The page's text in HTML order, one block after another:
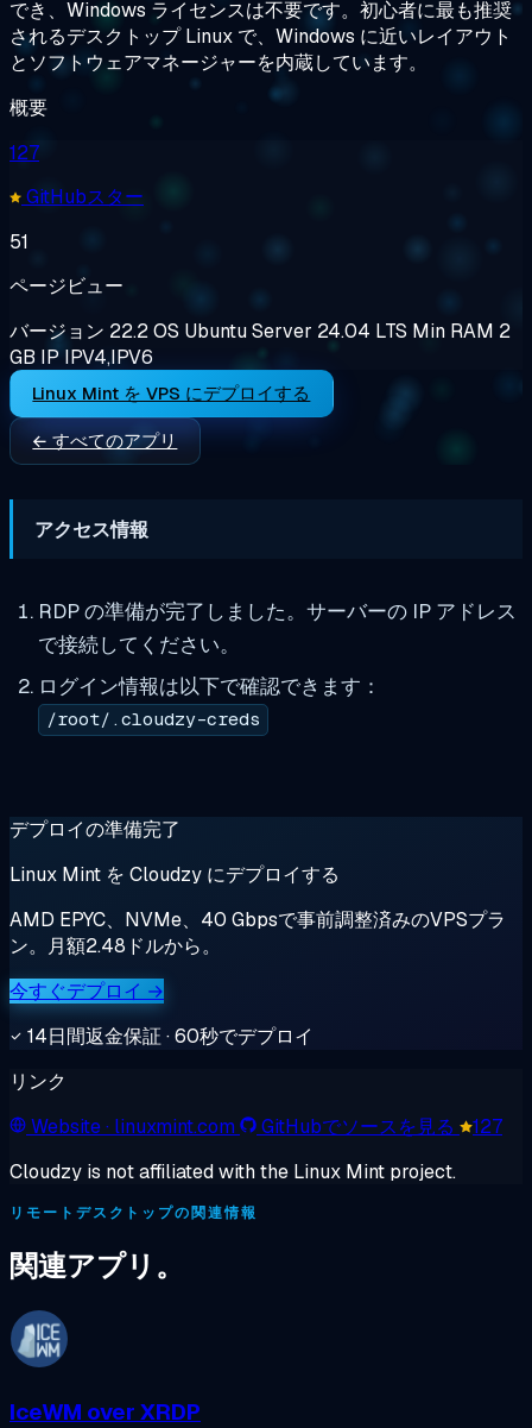
でき、Windows ライセンスは不要です。初心者に最も推奨
されるデスクトップ Linux で、Windows に近いレイアウト
とソフトウェアマネージャーを内蔵しています。
概要
127
GitHubスター
51
ページビュー
バージョン 22.2OS Ubuntu Server 24.04 LTS Min RAM 2
GB IP IPV4,IPV6
Linux Mint を VPS にデプロイする
← すべてのアプリ
アクセス情報
RDP の準備が完了しました。サーバーの IP アドレス
で接続してください。
ログイン情報は以下で確認できます：
/root/.cloudzy-creds
デプロイの準備完了
Linux Mint を Cloudzy にデプロイする
AMD EPYC、NVMe、40 Gbpsで事前調整済みのVPSプラ
ン。月額2.48ドルから。
今すぐデプロイ →
14日間返金保証 · 60秒でデプロイ
リンク
Website· linuxmint.com GitHubでソースを見る
127
Cloudzy is not affiliated with the Linux Mint project.
リモートデスクトップの関連情報
関連アプリ。
IceWM over XRDP